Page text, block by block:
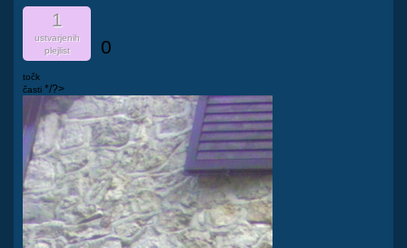
1
ustvarjenih
plejlist
0
točk
časti */?>